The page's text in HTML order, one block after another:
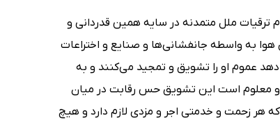
ترقیات ملل متمدنه در سایه همین قدردانی و
به واسطه جانفشانی‌ها و صنایع و اختراعات
دهد عموم او را تشویق و تمجید می‌کنند و به
و معلوم است این تشویق حس رقابت در میان
که هر زحمت و خدمتی اجر و مزدی لازم دارد و هیچ